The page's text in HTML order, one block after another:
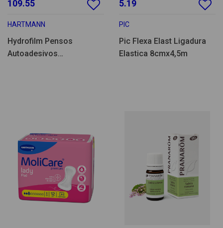
109.55
HARTMANN
Hydrofilm Pensos
Autoadesivos
5.19
PIC
Pic Flexa Elast Ligadura
Elastica 8cmx4,5m